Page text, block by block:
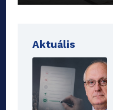
Aktuális